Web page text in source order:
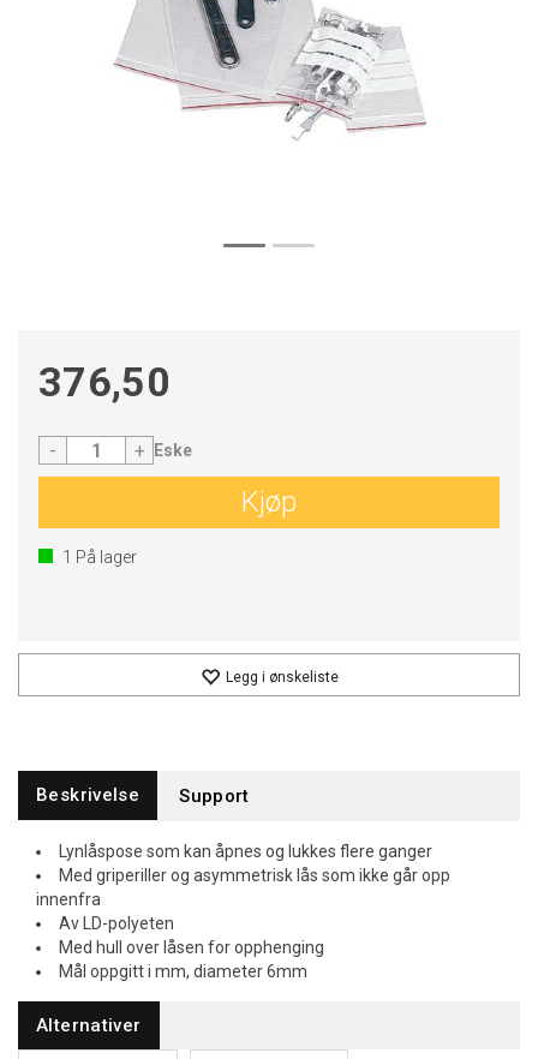
376,50
- + Eske
Kjøp
1 På lager
Legg i ønskeliste
Beskrivelse Support
Lynlåspose som kan åpnes og lukkes flere ganger
Med griperiller og asymmetrisk lås som ikke går opp
innenfra
Av LD-polyeten
Med hull over låsen for opphenging
Mål oppgitt i mm, diameter 6mm
Alternativer